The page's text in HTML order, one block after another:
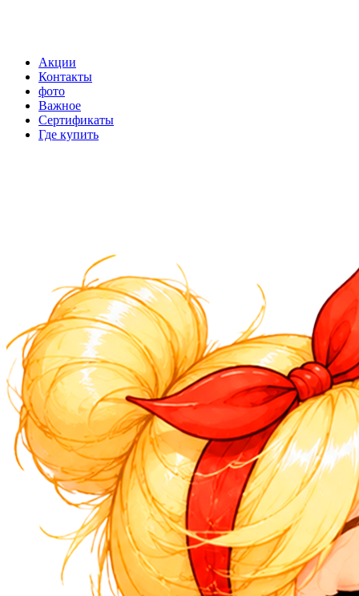
Акции
Контакты
фото
Важное
Сертификаты
Где купить